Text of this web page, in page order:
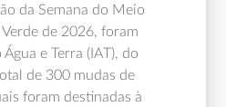
da Semana do Meio
de 2026, foram
e Terra (IAT), do
de 300 mudas de
foram destinadas à